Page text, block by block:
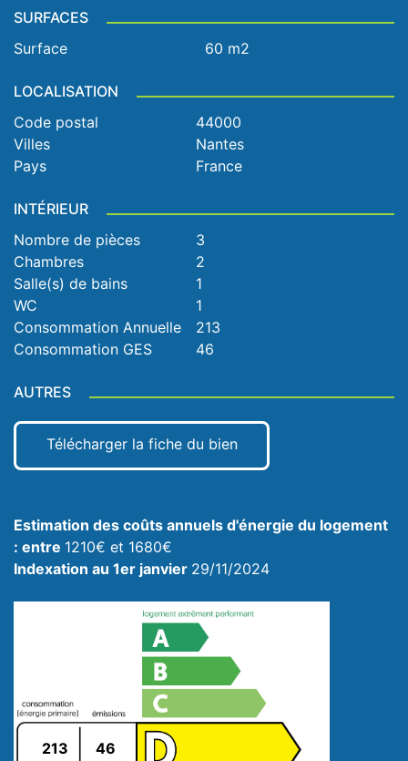
SURFACES
Surface
60 m2
LOCALISATION
Code postal
44000
Villes
Nantes
Pays
France
INTÉRIEUR
Nombre de pièces
3
Chambres
2
Salle(s) de bains
1
WC
1
Consommation Annuelle
213
Consommation GES
46
AUTRES
Télécharger la fiche du bien
Estimation des coûts annuels d'énergie du logement
: entre 1210€ et 1680€
Indexation au 1er janvier 29/11/2024
213 46